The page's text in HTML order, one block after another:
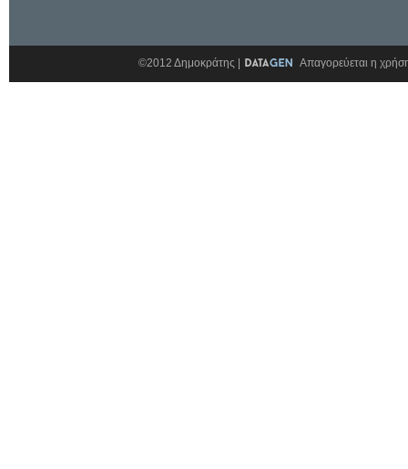
©2012 Δημοκράτης | Απαγορεύεται η